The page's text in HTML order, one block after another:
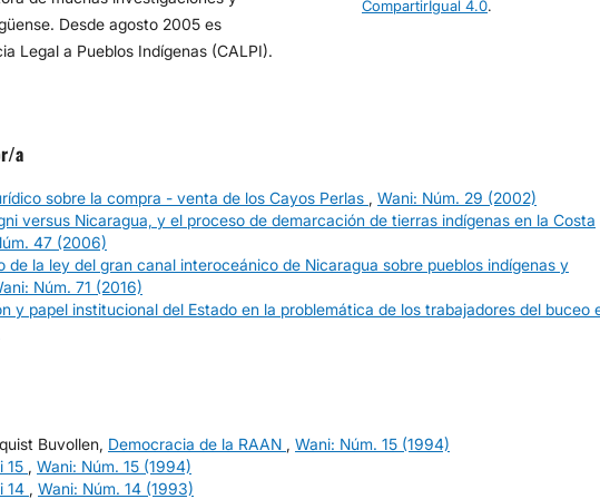
Desde agosto 2005 es
Legal a Pueblos Indígenas (CALPI).
CompartirIgual 4.0.
a
sobre la compra - venta de los Cayos Perlas , Wani: Núm. 29 (2002)
versus Nicaragua, y el proceso de demarcación de tierras indígenas en la Costa
47 (2006)
de la ley del gran canal interoceánico de Nicaragua sobre pueblos indígenas y
Núm. 71 (2016)
y papel institucional del Estado en la problemática de los trabajadores del buceo
Buvollen, Democracia de la RAAN , Wani: Núm. 15 (1994)
15 , Wani: Núm. 15 (1994)
14 , Wani: Núm. 14 (1993)